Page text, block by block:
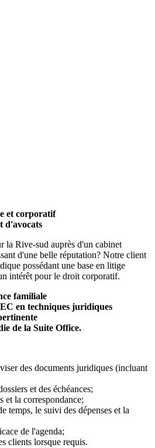
et corporatif
d'avocats
la Rive-sud auprès d'un cabinet
d'une belle réputation? Notre client
possédant une base en litige
intérêt pour le droit corporatif.
familiale
en techniques juridiques
de la Suite Office.
des documents juridiques (incluant
et des échéances;
et la correspondance;
temps, le suivi des dépenses et la
de l'agenda;
clients lorsque requis.